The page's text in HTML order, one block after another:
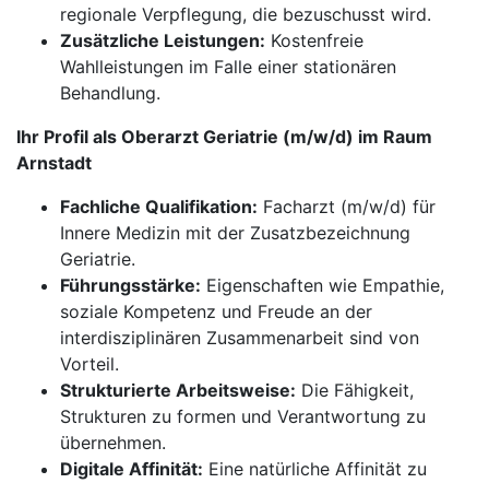
regionale Verpflegung, die bezuschusst wird.
Zusätzliche Leistungen: Kostenfreie
Wahlleistungen im Falle einer stationären
Behandlung.
Ihr Profil als Oberarzt Geriatrie (m/w/d) im Raum
Arnstadt
Fachliche Qualifikation: Facharzt (m/w/d) für
Innere Medizin mit der Zusatzbezeichnung
Geriatrie.
Führungsstärke: Eigenschaften wie Empathie,
soziale Kompetenz und Freude an der
interdisziplinären Zusammenarbeit sind von
Vorteil.
Strukturierte Arbeitsweise: Die Fähigkeit,
Strukturen zu formen und Verantwortung zu
übernehmen.
Digitale Affinität: Eine natürliche Affinität zu